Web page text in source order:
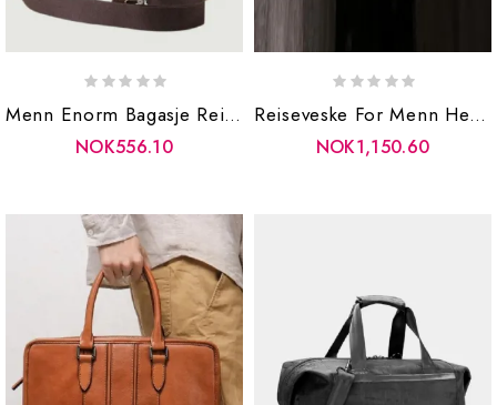
Menn Enorm Bagasje Reiseveske Army Grønn Bøtte Ryggsekk Multifunksjonell Lerret Ryggsekker Mannlige Store Skuldervesker Pakke
NOK556.10
Reiseveske For Menn Helgeveske For Kvinner Med Stor Kapasitet Vintage Duffelveske Til Bærbar Pc-Veske I Skinn
NOK1,150.60